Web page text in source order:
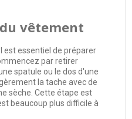
vêtement
est essentiel de préparer
par retirer
spatule ou le dos d'une
la tache avec de
sèche. Cette étape est
beaucoup plus difficile à